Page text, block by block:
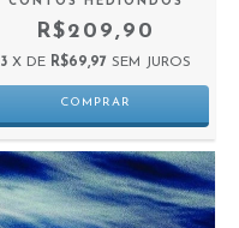
R$209,90
3 X DE R$69,97 SEM JUROS